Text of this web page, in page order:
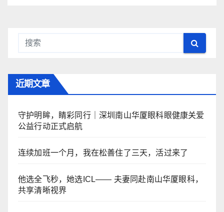
近期文章
守护明眸，睛彩同行｜深圳南山华厦眼科眼健康关爱
公益行动正式启航
连续加班一个月，我在松善住了三天，活过来了
他选全飞秒，她选ICL—— 夫妻同赴南山华厦眼科，
共享清晰视界